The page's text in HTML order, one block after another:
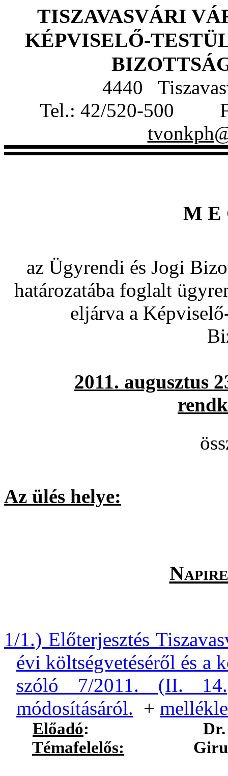
TISZAVASVÁRI
KÉPVISELŐ-
4440
Tel.: 42/520-500
M E
az Ügyrendi és Jogi
határozatába foglalt
eljárva a
2011. augusztus
Az ülés helye:
1/1.) Előterjesztés
évi költségvetéséről és a
szóló 7/2011. (II. 14.)
módosításáról. +
Előadó:
Témafelelős: Girus